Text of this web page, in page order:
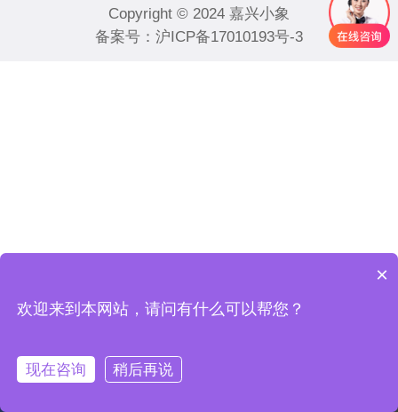
Copyright © 2024 嘉兴小象
备案号： 沪ICP备17010193号-3
×
欢迎来到本网站，请问有什么可以帮您？
现在咨询 稍后再说